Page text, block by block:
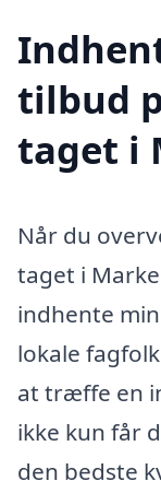
tilbud
taget i
Når du
taget i
indhente
lokale
at træffe en
ikke kun får
den bedste